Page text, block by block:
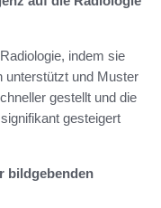
indem sie
unterstützt und Muster
gestellt und die
gesteigert
bildgebenden